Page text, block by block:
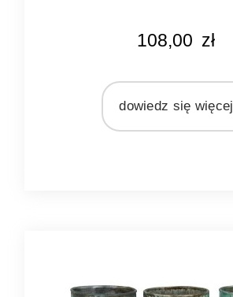
Light&Living
108,00 zł
dowiedz się więcej